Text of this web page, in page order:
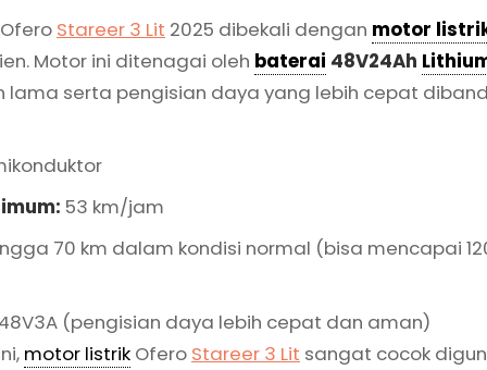
Stareer 3 Lit 2025 dibekali dengan motor
Motor ini ditenagai oleh baterai 48V24Ah
lama serta pengisian daya yang lebih cepat
53 km/jam
70 km dalam kondisi normal (bisa mencapai
48V3A (pengisian daya lebih cepat dan aman)
motor listrik Ofero Stareer 3 Lit sangat cocok